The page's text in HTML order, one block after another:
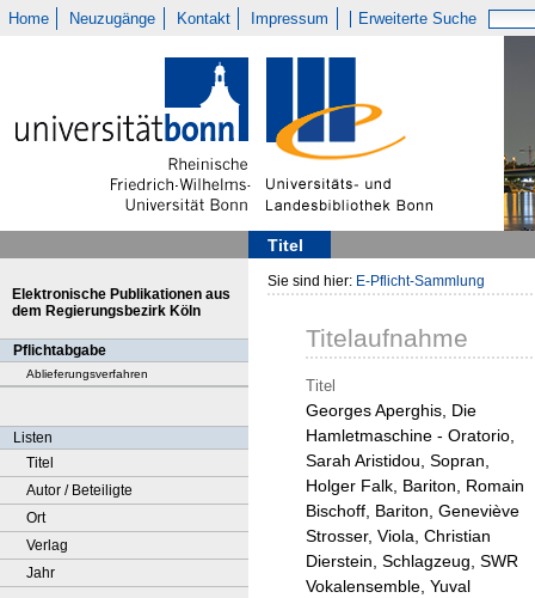
Home Neuzugänge Kontakt Impressum Erweiterte Suche
Titel
Elektronische Publikationen aus
dem Regierungsbezirk Köln
Pflichtabgabe
Ablieferungsverfahren
Listen
Titel
Autor / Beteiligte
Ort
Verlag
Jahr
Sie sind hier: E-Pflicht-Sammlung
Titelaufnahme
Titel
Georges Aperghis, Die
Hamletmaschine - Oratorio,
Sarah Aristidou, Sopran,
Holger Falk, Bariton, Romain
Bischoff, Bariton, Geneviève
Strosser, Viola, Christian
Dierstein, Schlagzeug, SWR
Vokalensemble, Yuval